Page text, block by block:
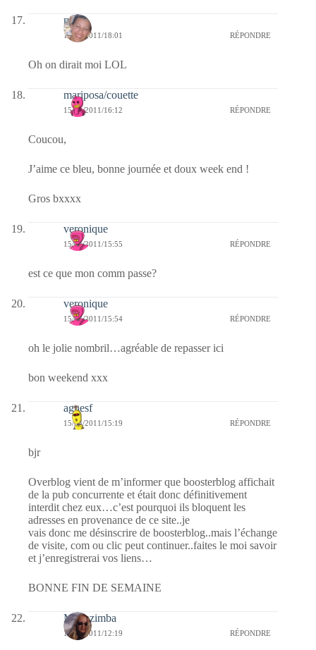
nadia
15/04/2011/18:01 RÉPONDRE
Oh on dirait moi LOL
mariposa/couette
15/04/2011/16:12 RÉPONDRE
Coucou,
J’aime ce bleu, bonne journée et doux week end !
Gros bxxxx
veronique
15/04/2011/15:55 RÉPONDRE
est ce que mon comm passe?
veronique
15/04/2011/15:54 RÉPONDRE
oh le jolie nombril…agréable de repasser ici
bon weekend xxx
agnesf
15/04/2011/15:19 RÉPONDRE
bjr
Overblog vient de m’informer que boosterblog affichait
de la pub concurrente et était donc définitivement
interdit chez eux…c’est pourquoi ils bloquent les
adresses en provenance de ce site..je
vais donc me désinscrire de boosterblog..mais l’échange
de visite, com ou clic peut continuer..faites le moi savoir
et j’enregistrerai vos liens…
BONNE FIN DE SEMAINE
Monazimba
15/04/2011/12:19 RÉPONDRE